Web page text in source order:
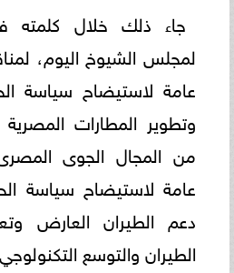
جاء ذلك خلال كلمته
لمجلس الشيوخ اليوم،
عامة لاستيضاح سياسة
وتطوير المطارات
من المجال الجوى
عامة لاستيضاح سياسة
دعم الطيران العارض
الطيران والتوسع